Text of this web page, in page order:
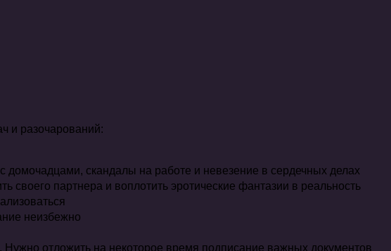
и разочарований:
скандалы на работе и невезение в сердечных делах
партнера и воплотить эротические фантазии в реальность
неизбежно
отложить на некоторое время подписание важных документов